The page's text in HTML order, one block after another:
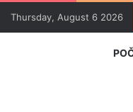
Thursday, August 6 2026